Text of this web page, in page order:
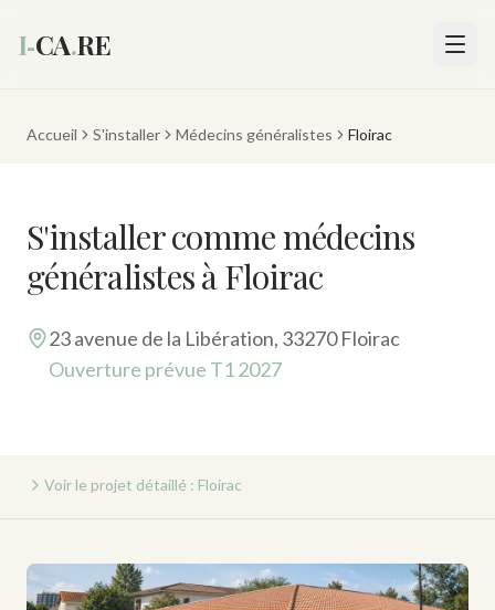
I‑CA.RE
Accueil S'installer Médecins généralistes Floirac
S'installer comme médecins
généralistes à Floirac
23 avenue de la Libération, 33270 Floirac
Ouverture prévue T1 2027
Voir le projet détaillé : Floirac